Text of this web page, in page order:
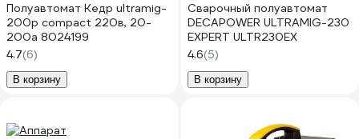
Полуавтомат Кедр ultramig-
200p compact 220в, 20-
200а 8024199
4.7(6)
В корзину
Сварочный полуавтомат
DECAPOWER ULTRAMIG-230
EXPERT ULTR230EX
4.6(5)
В корзину